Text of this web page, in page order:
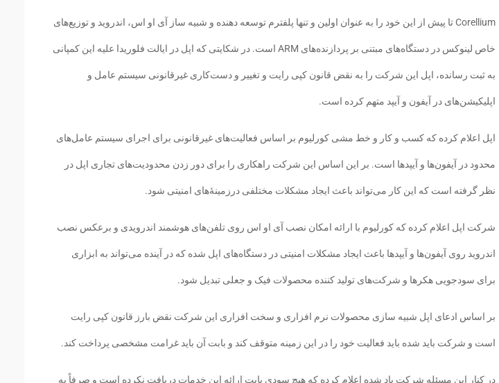
Corellium تا پیش از این خود را به عنوان اولین و تنها پلفترم توسعه دهنده و شبیه ساز آی او اس، اندروید و توزیع‌های
خاص لینوکس در دستگاه‌های مبتنی بر پردازنده‌های ARM است. در شکایتی که اپل در ایالت فلوریدا علیه این کمپانی
به ثبت رسانده، اپل این شرکت را به نقض قانون کپی رایت و تغییر و دست‌کاری غیرقانونی سیستم عامل و
اپلیکیشن‌های در آیفون و آیپد متهم کرده است.
اپل اعلام کرده که کسب و کار و خط مشی کورلیوم بر اساس فعالیت‌های غیرقانونی برای اجرای سیستم عامل‌های
محدود در آیفون‌ها و آیپدها است. بر این اساس این شرکت راهکاری را برای دور زدن محدودیت‌های تجاری اپل در
نظر گرفته است که این کار می‌تواند باعث ایجاد مشکلات مختلفی درزمینهٔ‌های امنیتی شود.
شرکت اپل اعلام کرده که کورلیوم با ارائه امکان نصب آی او اس روی تلفن‌های هوشمند اندرویدی و برعکس نصب
اندروید روی آیفون‌ها و آیپدها باعث ایجاد مشکلات امنیتی در دستگاه‌های اپل شده که در آینده می‌تواند به ابزاری
برای سودجویی هکرها و شرکت‌های تولید کننده محصولات فیک و جعلی تبدیل شود.
بر اساس ادعای اپل شبیه سازی محصولات نرم افزاری و سخت افزاری این شرکت نقض بارز قانون کپی رایت
است و شرکت باید شده باید فعالیت خود را در این زمینه متوقف کند و بابت آن باید غرامت مشخصی پرداخت کند.
در کنار این مسئله شرکت یاد شده اعلام کرده که هیچ سودی بابت ارائه این خدمات دریافت نکرده است و صرفاً به